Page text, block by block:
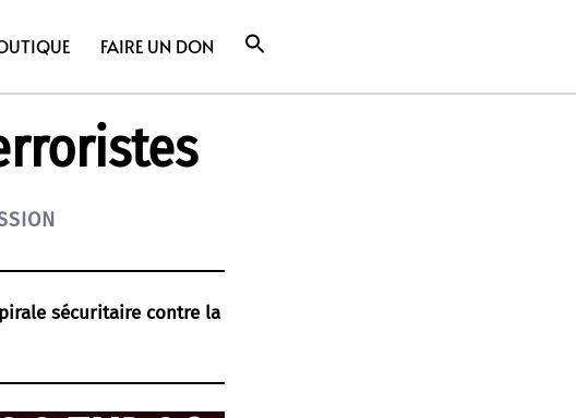
FAIRE UN DON
sécuritaire contre la